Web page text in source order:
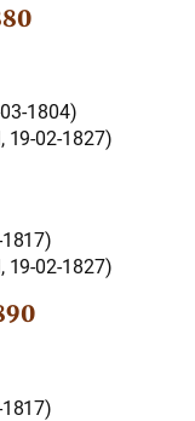
1804)
19-02-1827)
19-02-1827)